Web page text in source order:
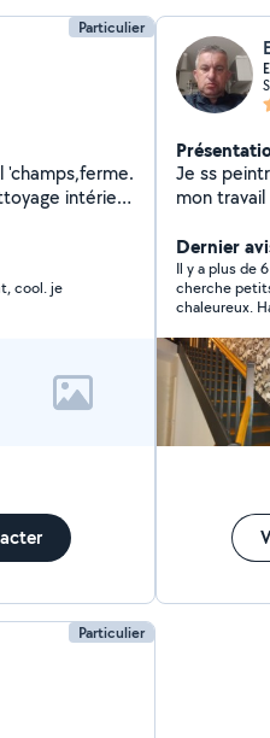
Particulier
intérieur
je
Je ss
mon travail
Dernier
Il y a plus de
cherche
chaleureux.
Particulier